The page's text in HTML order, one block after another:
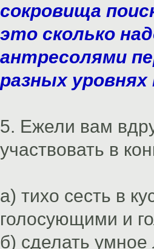
сокровища
это сколько
антресолями
разных
5. Ежели вам
участвовать в
а) тихо сесть в
голосующими и
б) сделать умное